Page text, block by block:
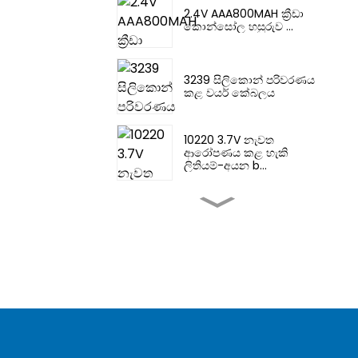
2.4V AAA800MAH ක්‍රීඩා
කොන්සෝල හසුරුව ...
3239 සිලිකොන් පරිවරණය
කළ වයර් කේබලය
10220 3.7V නැවත
ආරෝපණය කළ හැකි
ලිතියම්-අයන b...